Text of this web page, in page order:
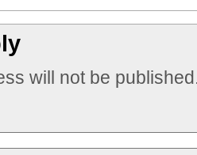
will not be